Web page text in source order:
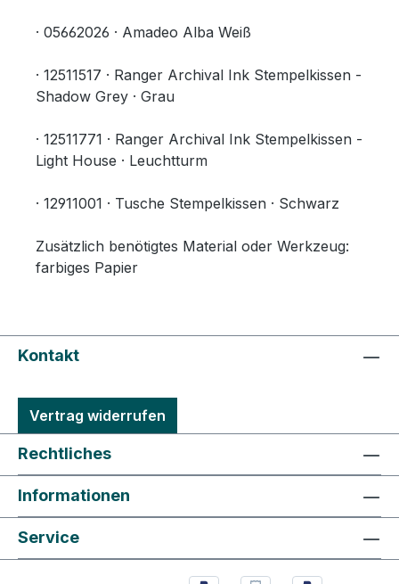
· 05662026 · Amadeo Alba Weiß
· 12511517 · Ranger Archival Ink Stempelkissen -
Shadow Grey · Grau
· 12511771 · Ranger Archival Ink Stempelkissen -
Light House · Leuchtturm
· 12911001 · Tusche Stempelkissen · Schwarz
Zusätzlich benötigtes Material oder Werkzeug:
farbiges Papier
Kontakt
Vertrag widerrufen
Rechtliches
Informationen
Service